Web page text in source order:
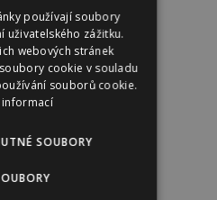
používají soubory
uživatelského zážitku.
webových stránek
cookie v souladu
souborů cookie.
informací
SOUBORY